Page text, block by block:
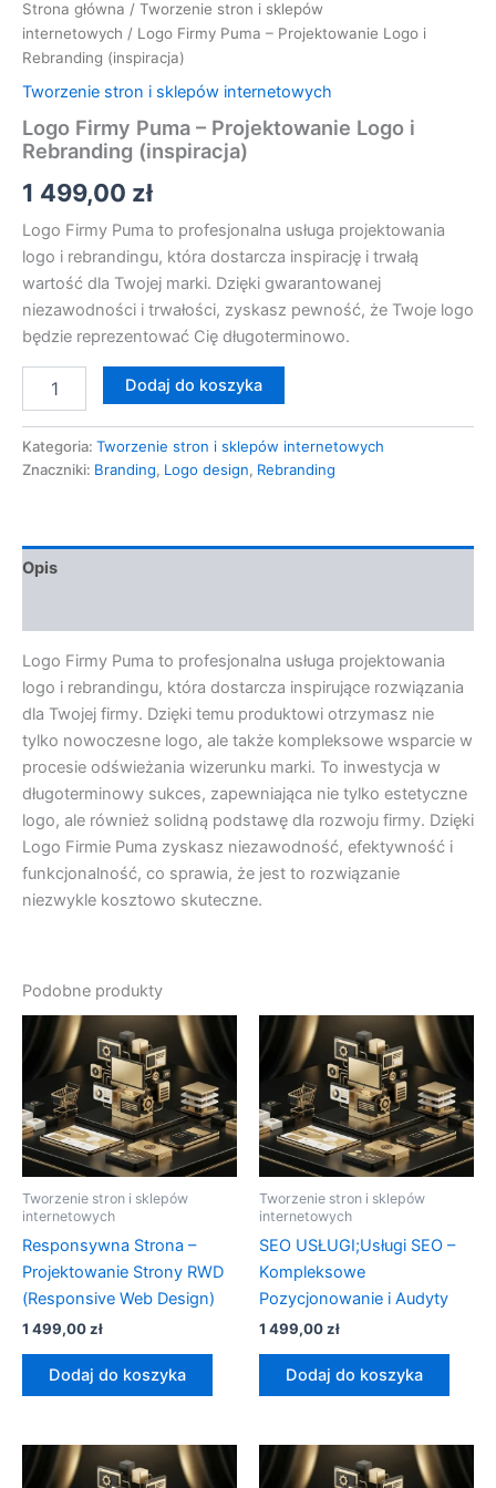
Strona główna / Tworzenie stron i sklepów
internetowych / Logo Firmy Puma – Projektowanie Logo i
Rebranding (inspiracja)
Tworzenie stron i sklepów internetowych
Logo Firmy Puma – Projektowanie Logo i
Rebranding (inspiracja)
1 499,00 zł
Logo Firmy Puma to profesjonalna usługa projektowania
logo i rebrandingu, która dostarcza inspirację i trwałą
wartość dla Twojej marki. Dzięki gwarantowanej
niezawodności i trwałości, zyskasz pewność, że Twoje logo
będzie reprezentować Cię długoterminowo.
Dodaj do koszyka
Kategoria: Tworzenie stron i sklepów internetowych
Znaczniki: Branding, Logo design, Rebranding
Opis
Logo Firmy Puma to profesjonalna usługa projektowania
logo i rebrandingu, która dostarcza inspirujące rozwiązania
dla Twojej firmy. Dzięki temu produktowi otrzymasz nie
tylko nowoczesne logo, ale także kompleksowe wsparcie w
procesie odświeżania wizerunku marki. To inwestycja w
długoterminowy sukces, zapewniająca nie tylko estetyczne
logo, ale również solidną podstawę dla rozwoju firmy. Dzięki
Logo Firmie Puma zyskasz niezawodność, efektywność i
funkcjonalność, co sprawia, że jest to rozwiązanie
niezwykle kosztowo skuteczne.
Podobne produkty
Tworzenie stron i sklepów
internetowych
Responsywna Strona –
Projektowanie Strony RWD
(Responsive Web Design)
1 499,00zł
Dodaj do koszyka
Tworzenie stron i sklepów
internetowych
SEO USŁUGI;Usługi SEO –
Kompleksowe
Pozycjonowanie i Audyty
1 499,00zł
Dodaj do koszyka